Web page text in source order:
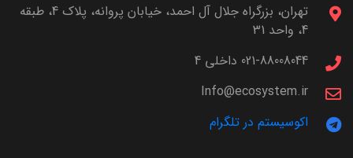
تهران، بزرگراه جلال آل احمد، خیابان پروانه، پلاک 4، طبقه
4، واحد 31
021-88008044 داخلی 4
Info@ecosystem.ir
اکوسیستم در تلگرام